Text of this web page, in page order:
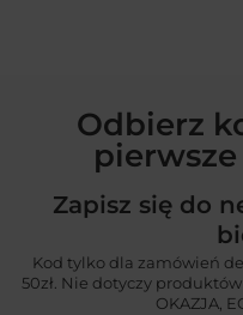
Odbierz
Zapisz się do
Kod tylko dla zamówień
50zł. Nie dotyczy
OKAZJA,